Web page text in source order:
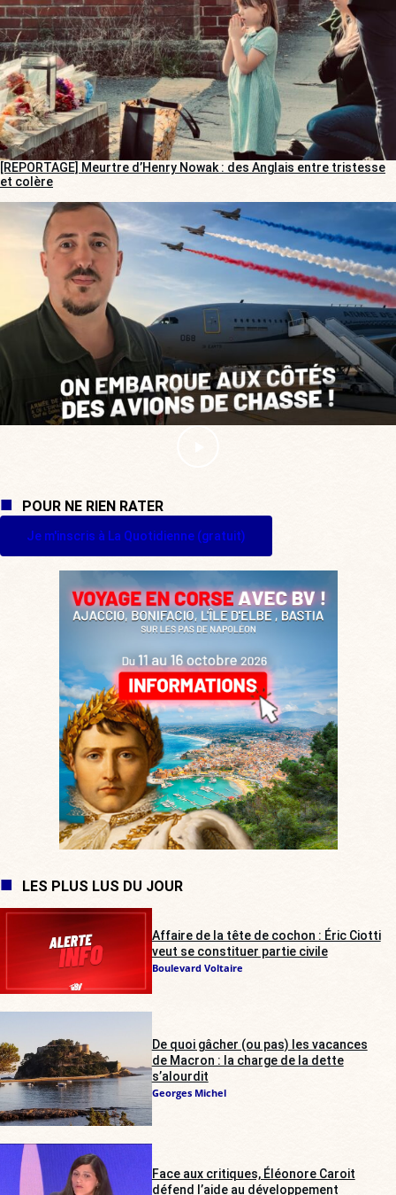
[REPORTAGE] Meurtre d’Henry Nowak : des Anglais entre tristesse
et colère
POUR NE RIEN RATER
Je m'inscris à La Quotidienne (gratuit)
LES PLUS LUS DU JOUR
Affaire de la tête de cochon : Éric Ciotti
veut se constituer partie civile
Boulevard Voltaire
De quoi gâcher (ou pas) les vacances
de Macron : la charge de la dette
s’alourdit
Georges Michel
Face aux critiques, Éléonore Caroit
défend l’aide au développement